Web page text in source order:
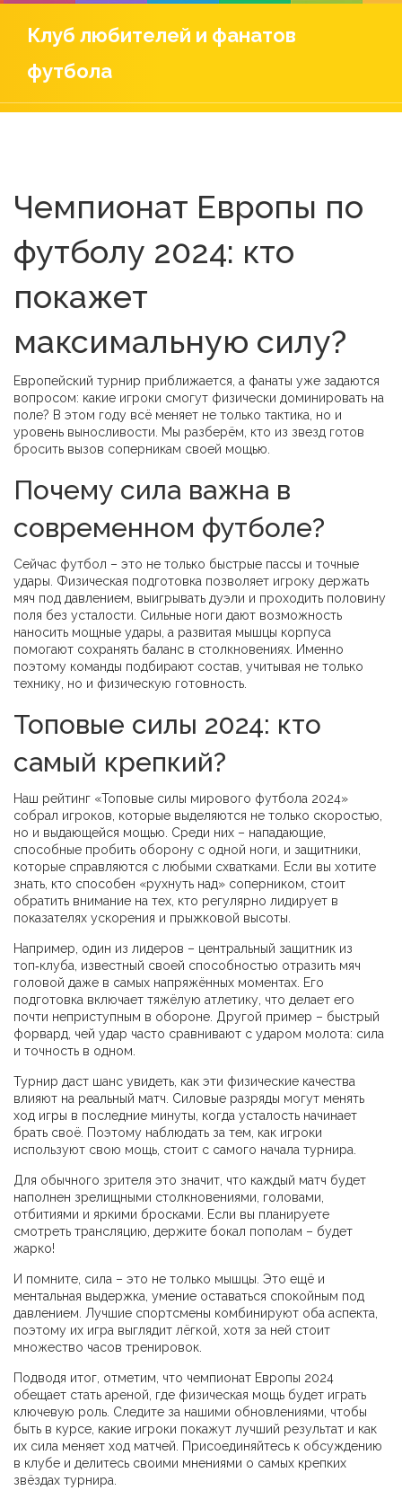
Клуб любителей и фанатов
футбола
Чемпионат Европы по
футболу 2024: кто
покажет
максимальную силу?
Европейский турнир приближается, а фанаты уже задаются
вопросом: какие игроки смогут физически доминировать на
поле? В этом году всё меняет не только тактика, но и
уровень выносливости. Мы разберём, кто из звезд готов
бросить вызов соперникам своей мощью.
Почему сила важна в
современном футболе?
Сейчас футбол – это не только быстрые пассы и точные
удары. Физическая подготовка позволяет игроку держать
мяч под давлением, выигрывать дуэли и проходить половину
поля без усталости. Сильные ноги дают возможность
наносить мощные удары, а развитая мышцы корпуса
помогают сохранять баланс в столкновениях. Именно
поэтому команды подбирают состав, учитывая не только
технику, но и физическую готовность.
Топовые силы 2024: кто
самый крепкий?
Наш рейтинг «Топовые силы мирового футбола 2024»
собрал игроков, которые выделяются не только скоростью,
но и выдающейся мощью. Среди них – нападающие,
способные пробить оборону с одной ноги, и защитники,
которые справляются с любыми схватками. Если вы хотите
знать, кто способен «рухнуть над» соперником, стоит
обратить внимание на тех, кто регулярно лидирует в
показателях ускорения и прыжковой высоты.
Например, один из лидеров – центральный защитник из
топ‑клуба, известный своей способностью отразить мяч
головой даже в самых напряжённых моментах. Его
подготовка включает тяжёлую атлетику, что делает его
почти неприступным в обороне. Другой пример – быстрый
форвард, чей удар часто сравнивают с ударом молота: сила
и точность в одном.
Турнир даст шанс увидеть, как эти физические качества
влияют на реальный матч. Силовые разряды могут менять
ход игры в последние минуты, когда усталость начинает
брать своё. Поэтому наблюдать за тем, как игроки
используют свою мощь, стоит с самого начала турнира.
Для обычного зрителя это значит, что каждый матч будет
наполнен зрелищными столкновениями, головами,
отбитиями и яркими бросками. Если вы планируете
смотреть трансляцию, держите бокал пополам – будет
жарко!
И помните, сила – это не только мышцы. Это ещё и
ментальная выдержка, умение оставаться спокойным под
давлением. Лучшие спортсмены комбинируют оба аспекта,
поэтому их игра выглядит лёгкой, хотя за ней стоит
множество часов тренировок.
Подводя итог, отметим, что чемпионат Европы 2024
обещает стать ареной, где физическая мощь будет играть
ключевую роль. Следите за нашими обновлениями, чтобы
быть в курсе, какие игроки покажут лучший результат и как
их сила меняет ход матчей. Присоединяйтесь к обсуждению
в клубе и делитесь своими мнениями о самых крепких
звёздах турнира.